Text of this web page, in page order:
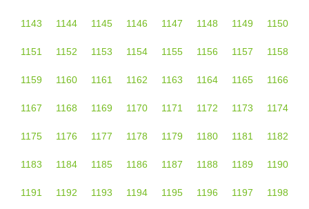
1143 1144 1145 1146 1147 1148 1149 1150
1151 1152 1153 1154 1155 1156 1157 1158
1159 1160 1161 1162 1163 1164 1165 1166
1167 1168 1169 1170 1171 1172 1173 1174
1175 1176 1177 1178 1179 1180 1181 1182
1183 1184 1185 1186 1187 1188 1189 1190
1191 1192 1193 1194 1195 1196 1197 1198